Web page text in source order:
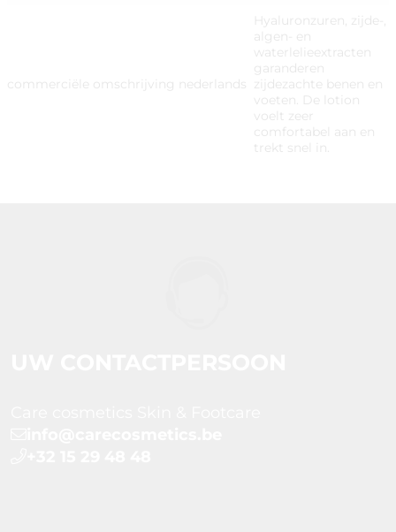
commerciële omschrijving nederlands
Hyaluronzuren, zijde-,
algen- en
waterlelieextracten
garanderen
zijdezachte benen en
voeten. De lotion
voelt zeer
comfortabel aan en
trekt snel in.